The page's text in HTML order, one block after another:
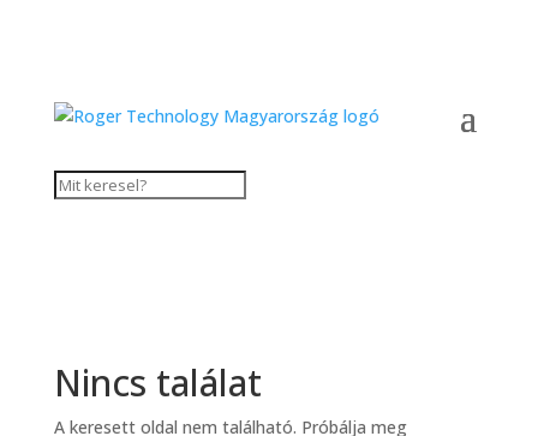
Nincs találat
A keresett oldal nem található. Próbálja meg